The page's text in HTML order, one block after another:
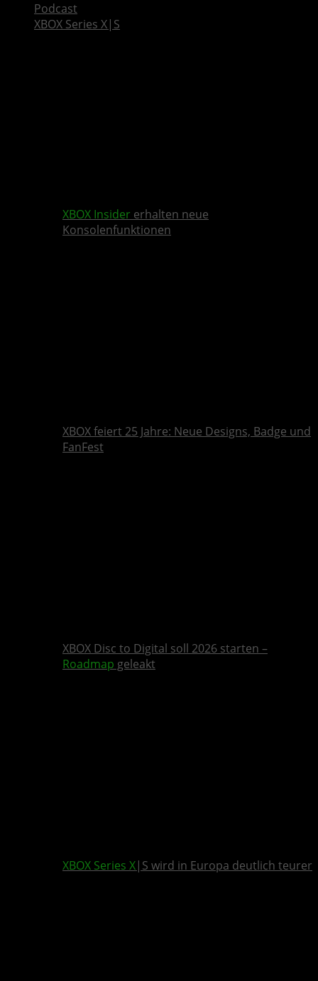
Podcast
XBOX Series X|S
XBOX Insider erhalten neue
Konsolenfunktionen
XBOX feiert 25 Jahre: Neue Designs, Badge und
FanFest
XBOX Disc to Digital soll 2026 starten –
Roadmap geleakt
XBOX Series X|S wird in Europa deutlich teurer